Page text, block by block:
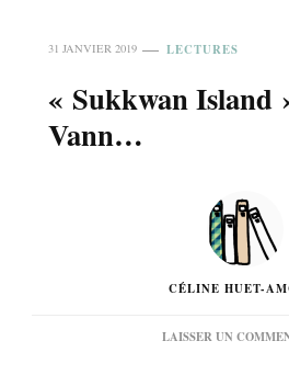
31 JANVIER 2019 LECTURES
« Sukkwan Island
Vann…
CÉLINE HUET-
LAISSER UN